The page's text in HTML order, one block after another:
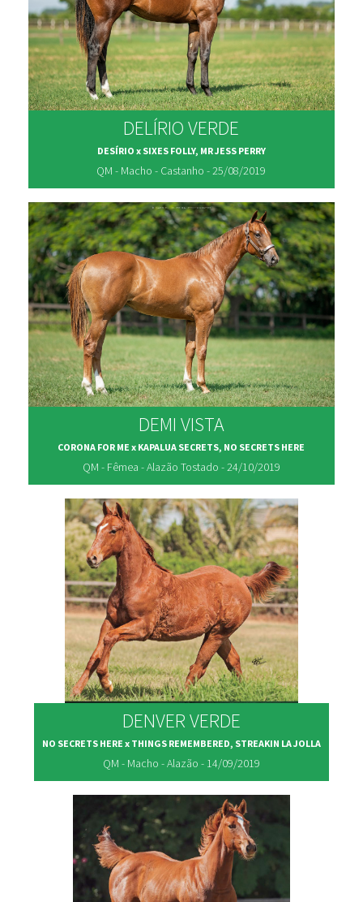
DELÍRIO VERDE
DESÍRIO x SIXES FOLLY, MR JESS PERRY
QM - Macho - Castanho - 25/08/2019
DEMI VISTA
CORONA FOR ME x KAPALUA SECRETS, NO SECRETS HERE
QM - Fêmea - Alazão Tostado - 24/10/2019
DENVER VERDE
NO SECRETS HERE x THINGS REMEMBERED, STREAKIN LA JOLLA
QM - Macho - Alazão - 14/09/2019